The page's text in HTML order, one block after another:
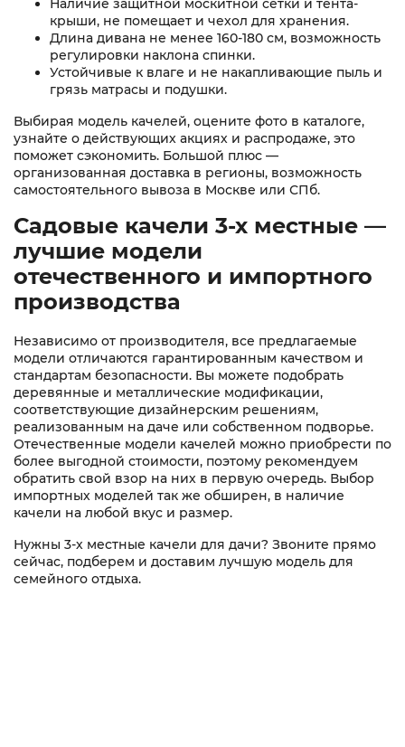
Наличие защитной москитной сетки и тента-
крыши, не помещает и чехол для хранения.
Длина дивана не менее 160-180 см, возможность
регулировки наклона спинки.
Устойчивые к влаге и не накапливающие пыль и
грязь матрасы и подушки.
Выбирая модель качелей, оцените фото в каталоге,
узнайте о действующих акциях и распродаже, это
поможет сэкономить. Большой плюс —
организованная доставка в регионы, возможность
самостоятельного вывоза в Москве или СПб.
Садовые качели 3-х местные —
лучшие модели
отечественного и импортного
производства
Независимо от производителя, все предлагаемые
модели отличаются гарантированным качеством и
стандартам безопасности. Вы можете подобрать
деревянные и металлические модификации,
соответствующие дизайнерским решениям,
реализованным на даче или собственном подворье.
Отечественные модели качелей можно приобрести по
более выгодной стоимости, поэтому рекомендуем
обратить свой взор на них в первую очередь. Выбор
импортных моделей так же обширен, в наличие
качели на любой вкус и размер.
Нужны 3-х местные качели для дачи? Звоните прямо
сейчас, подберем и доставим лучшую модель для
семейного отдыха.